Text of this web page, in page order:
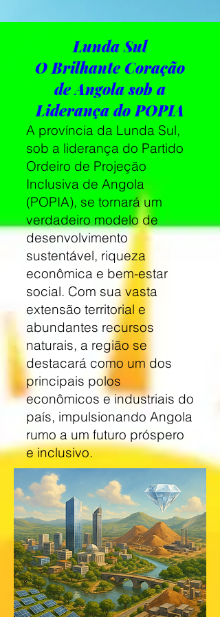
Lunda Sul
O Brilhante Coração
de Angola sob a
Liderança do POPIA
A província da Lunda Sul,
sob a liderança do Partido
Ordeiro de Projeção
Inclusiva de Angola
(POPIA), se tornará um
verdadeiro modelo de
desenvolvimento
sustentável, riqueza
econômica e bem-estar
social. Com sua vasta
extensão territorial e
abundantes recursos
naturais, a região se
destacará como um dos
principais polos
econômicos e industriais do
país, impulsionando Angola
rumo a um futuro próspero
e inclusivo.